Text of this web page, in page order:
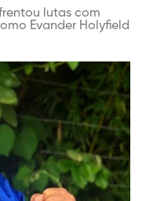
lutas com
Evander Holyfield